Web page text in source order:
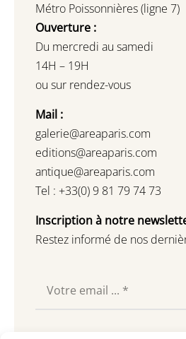
Métro Poissonnières (ligne 7)
Ouverture :
Du mercredi au samedi
14H – 19H
ou sur rendez-vous
Mail :
galerie@areaparis.com
editions@areaparis.com
antique@areaparis.com
Tel : +33(0) 9 81 79 74 73
Inscription à notre
Restez informé de nos